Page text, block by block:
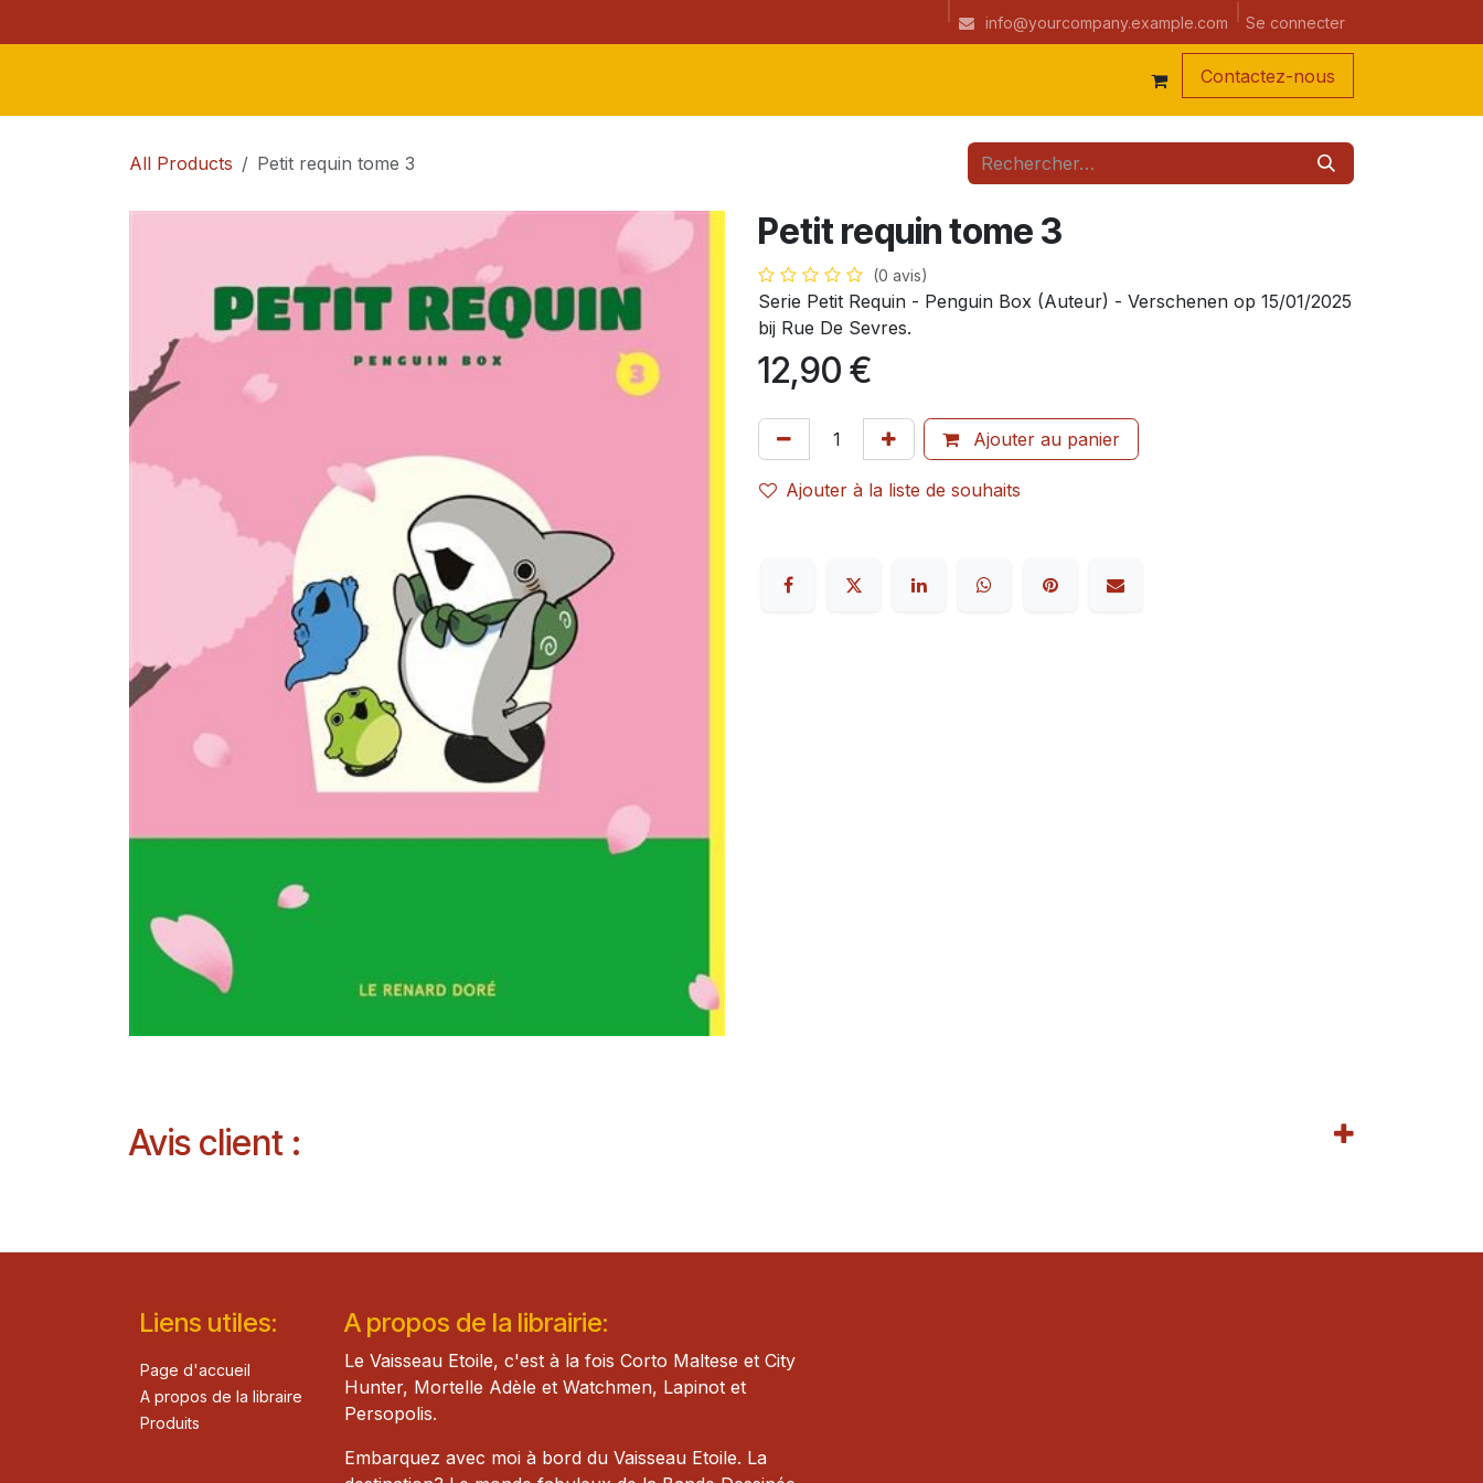
Coup(s) de coeur de la semaineinfo@yourcompany.example.com Se connecter
Contactez-nous
All Products Petit requin tome 3
Petit requin tome 3
(0 avis)
Serie Petit Requin - Penguin Box (Auteur) - Verschenen op 15/01/2025
bij Rue De Sevres.
12,90 €
Ajouter au panier
Ajouter à la liste de souhaits
Avis client :
Lie​ns utiles:
Page d'accueil
A propos de la libraire
Produits
A propos de la librairie:
Le Vaisseau Etoile, c'est à la fois Corto Maltese et City
Hunter, Mortelle Adèle et Watch​men, Lapinot et
Persopolis.
Embarquez avec moi à bord du Vaisseau Etoile. La